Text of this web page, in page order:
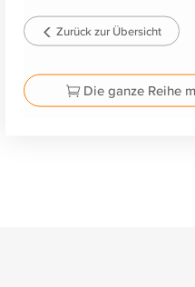
Zurück zur Übersicht
Die ganze Reihe